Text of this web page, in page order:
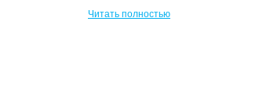
Читать полностью